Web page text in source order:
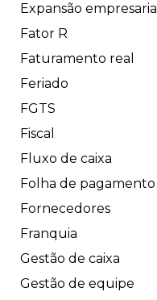
Expansão empresarial
Fator R
Faturamento real
Feriado
FGTS
Fiscal
Fluxo de caixa
Folha de pagamento
Fornecedores
Franquia
Gestão de caixa
Gestão de equipe